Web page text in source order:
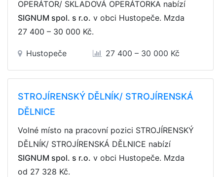
OPERÁTOR/ SKLADOVÁ OPERÁTORKA nabízí
SIGNUM spol. s r.o. v obci Hustopeče. Mzda
27 400 – 30 000 Kč.
Hustopeče 27 400 – 30 000 Kč
STROJÍRENSKÝ DĚLNÍK/ STROJÍRENSKÁ
DĚLNICE
Volné místo na pracovní pozici STROJÍRENSKÝ
DĚLNÍK/ STROJÍRENSKÁ DĚLNICE nabízí
SIGNUM spol. s r.o. v obci Hustopeče. Mzda
od 27 328 Kč.